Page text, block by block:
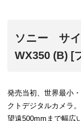
ソニー サイ
WX350 (B) [
発売当初、世界最小
クトデジタルカメラ
望遠500mmまで幅広